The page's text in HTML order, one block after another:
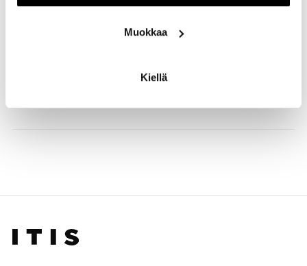
Muokkaa
Kiellä
Ongelmatilanteissa ole yhteydessä Itiksen